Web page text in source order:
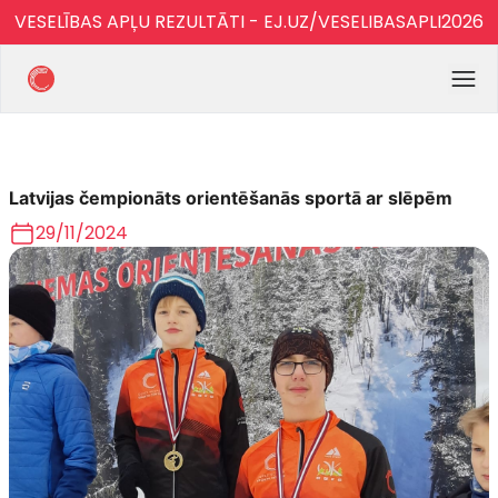
VESELĪBAS APĻU REZULTĀTI - EJ.UZ/VESELIBASAPLI2026
Latvijas čempionāts orientēšanās sportā ar slēpēm
29/11/2024